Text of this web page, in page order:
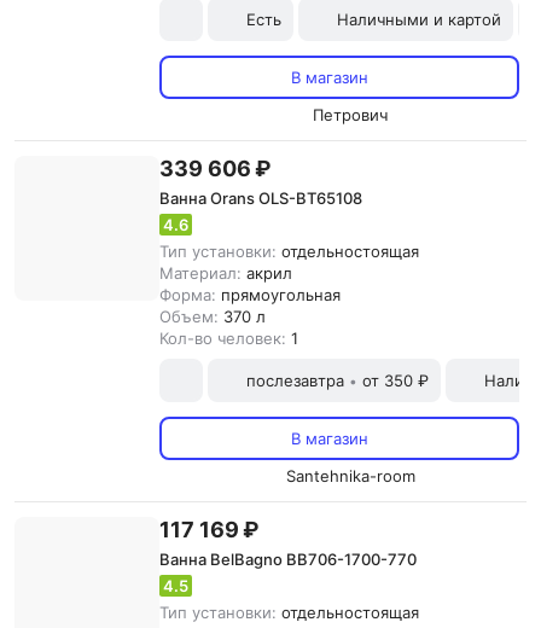
Есть Наличными и картой
В магазин
Петрович
339 606 ₽
Ванна Orans OLS-BT65108
4.6
Тип установки: отдельностоящая
Материал: акрил
Форма: прямоугольная
Объем: 370 л
Кол-во человек: 1
послезавтра • от 350 ₽
В магазин
Santehnika-room
117 169 ₽
Ванна BelBagno BB706-1700-770
4.5
Тип установки: отдельностоящая